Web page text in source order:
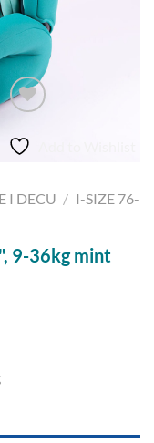
I DECU / I-SIZE 76-
9-36kg mint